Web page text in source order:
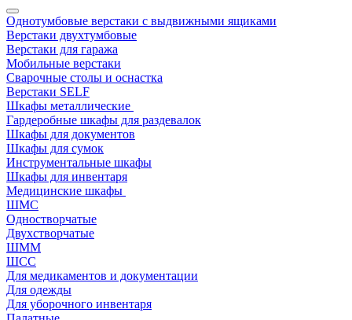
Однотумбовые верстаки с выдвижными ящиками
Верстаки двухтумбовые
Верстаки для гаража
Мобильные верстаки
Сварочные столы и оснастка
Верстаки SELF
Шкафы металлические
Гардеробные шкафы для раздевалок
Шкафы для документов
Шкафы для сумок
Инструментальные шкафы
Шкафы для инвентаря
Медицинские шкафы
ШМС
Одностворчатые
Двухстворчатые
ШММ
ШСС
Для медикаментов и документации
Для одежды
Для уборочного инвентаря